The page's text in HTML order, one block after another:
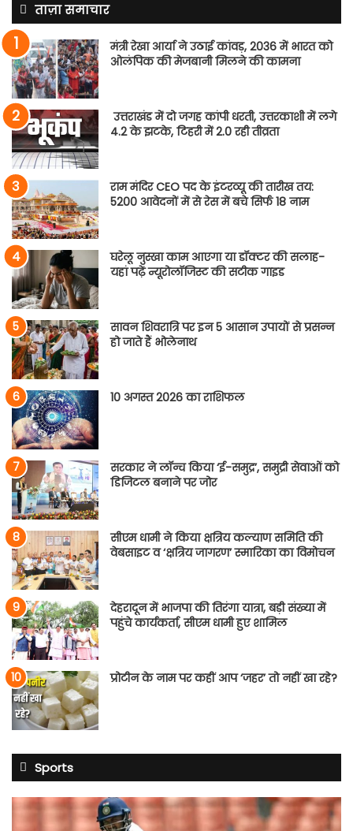
ताज़ा समाचार
मंत्री रेखा आर्या ने उठाई कांवड़, 2036 में भारत को
ओलंपिक की मेजबानी मिलने की कामना
उत्तराखंड में दो जगह कांपी धरती, उत्तरकाशी में लगे
4.2 के झटके, टिहरी में 2.0 रही तीव्रता
राम मंदिर CEO पद के इंटरव्यू की तारीख तय:
5200 आवेदनों में से रेस में बचे सिर्फ 18 नाम
घरेलू नुस्खा काम आएगा या डॉक्टर की सलाह-
यहां पढ़ें न्यूरोलॉजिस्ट की सटीक गाइड
सावन शिवरात्रि पर इन 5 आसान उपायों से प्रसन्न
हो जाते हैं भोलेनाथ
10 अगस्त 2026 का राशिफल
सरकार ने लॉन्च किया ‘ई-समुद्र’, समुद्री सेवाओं को
डिजिटल बनाने पर जोर
सीएम धामी ने किया क्षत्रिय कल्याण समिति की
वेबसाइट व ‘क्षत्रिय जागरण’ स्मारिका का विमोचन
देहरादून में भाजपा की तिरंगा यात्रा, बड़ी संख्या में
पहुंचे कार्यकर्ता, सीएम धामी हुए शामिल
प्रोटीन के नाम पर कहीं आप ‘जहर’ तो नहीं खा रहे?
Sports
साई